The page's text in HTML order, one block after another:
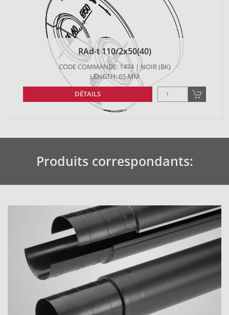
RAd-t 110/2x50(40)
CODE COMMANDE: 1474 | NOIR (BK)
LENGTH: 65 MM
DÉTAILS
Produits correspondants: